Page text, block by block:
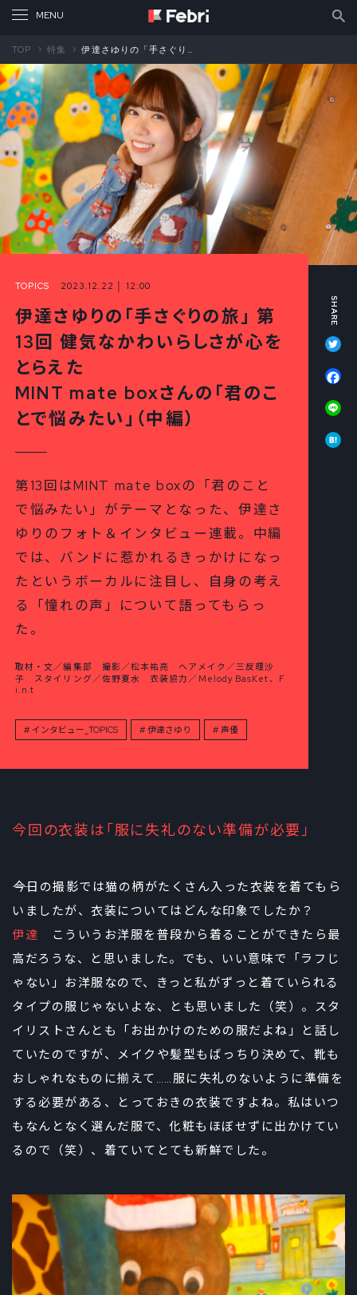
TOP 特集 伊達さゆりの「手さぐりの旅」 第13回 健気なかわいらしさが心をとらえた MINT mate boxさんの「君のことで悩みたい」（中編）
TOPICS 2023.12.22 │ 12:00
伊達さゆりの「手さぐりの旅」 第
13回 健気なかわいらしさが心を
とらえた
MINT mate boxさんの「君のこ
とで悩みたい」（中編）
第13回はMINT mate boxの「君のこと
で悩みたい」がテーマとなった、伊達さ
ゆりのフォト＆インタビュー連載。中編
では、バンドに惹かれるきっかけになっ
たというボーカルに注目し、自身の考え
る「憧れの声」について語ってもらっ
た。
取材・文／編集部 撮影／松本祐亮 ヘアメイク／三反理沙
子 スタイリング／佐野夏水 衣装協力／Melody BasKet、F
i.n.t
インタビュー_TOPICS 伊達さゆり 声優
今回の衣装は「服に失礼のない準備が必要」
――今日の撮影では猫の柄がたくさん入った衣装を着てもら
いましたが、衣装についてはどんな印象でしたか？
伊達 こういうお洋服を普段から着ることができたら最
高だろうな、と思いました。でも、いい意味で「ラフじ
ゃない」お洋服なので、きっと私がずっと着ていられる
タイプの服じゃないよな、とも思いました（笑）。スタ
イリストさんとも「お出かけのための服だよね」と話し
ていたのですが、メイクや髪型もばっちり決めて、靴も
おしゃれなものに揃えて……服に失礼のないように準備を
する必要がある、とっておきの衣装ですよね。私はいつ
もなんとなく選んだ服で、化粧もほぼせずに出かけてい
るので（笑）、着ていてとても新鮮でした。